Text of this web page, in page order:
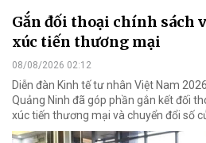
Gắn đối thoại chính sách
xúc tiến thương mại
08/08/2026 02:12
Diễn đàn Kinh tế tư nhân Việt Nam
Quảng Ninh đã góp phần gắn kết đối
xúc tiến thương mại và chuyển đổi số